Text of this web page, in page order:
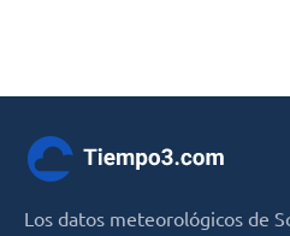
Los datos meteorológicos de